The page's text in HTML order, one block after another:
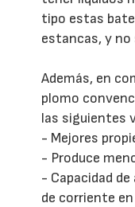
tipo estas
estancas, y
Además, en
plomo
las siguientes
- Mejores
- Produce
- Capacidad
de corriente